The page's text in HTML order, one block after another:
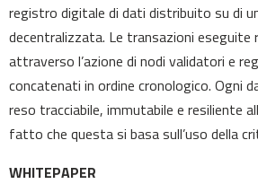
registro digitale di dati distribuito su di
decentralizzata. Le transazioni eseguite
attraverso l’azione di nodi validatori e
concatenati in ordine cronologico. Ogni
reso tracciabile, immutabile e resiliente
fatto che questa si basa sull’uso della
WHITEPAPER